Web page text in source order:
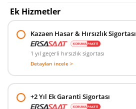
Ek Hizmetler
Kazaen Hasar & Hırsızlık Sigortası
1 yıl geçerli hırsızlık sigortası
Detayları incele >
+2 Yıl Ek Garanti Sigortası